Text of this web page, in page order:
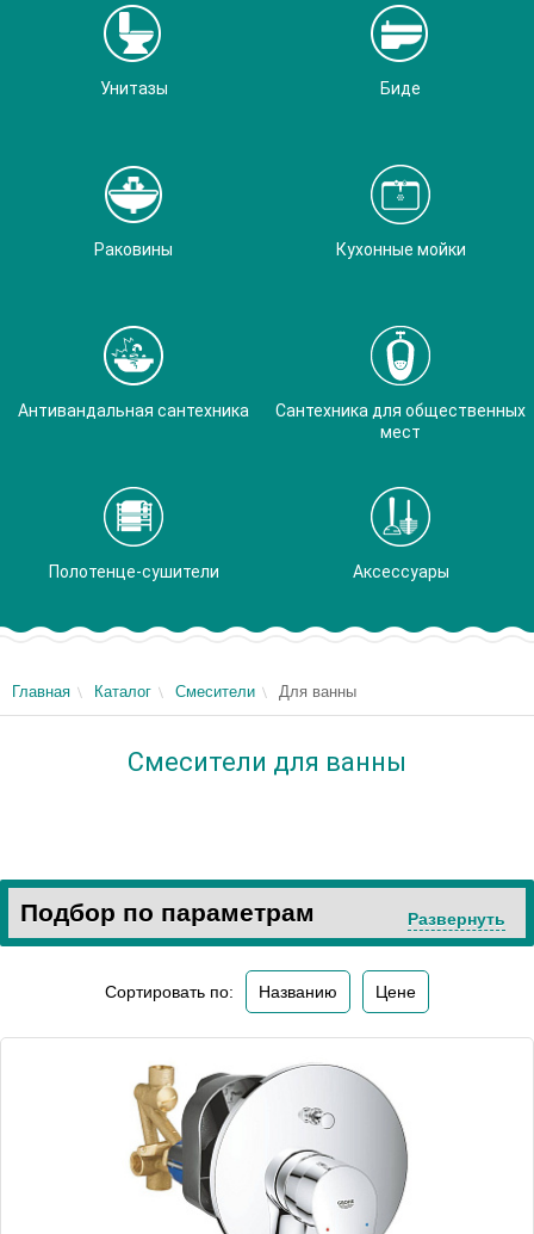
Унитазы Биде
Раковины Кухонные мойки
Антивандальная сантехника
Сантехника для общественных
мест
Полотенце-сушители Аксессуары
Главная Каталог Смесители Для ванны
Смесители для ванны
Подбор по параметрам Развернуть
Сортировать по: Названию Цене